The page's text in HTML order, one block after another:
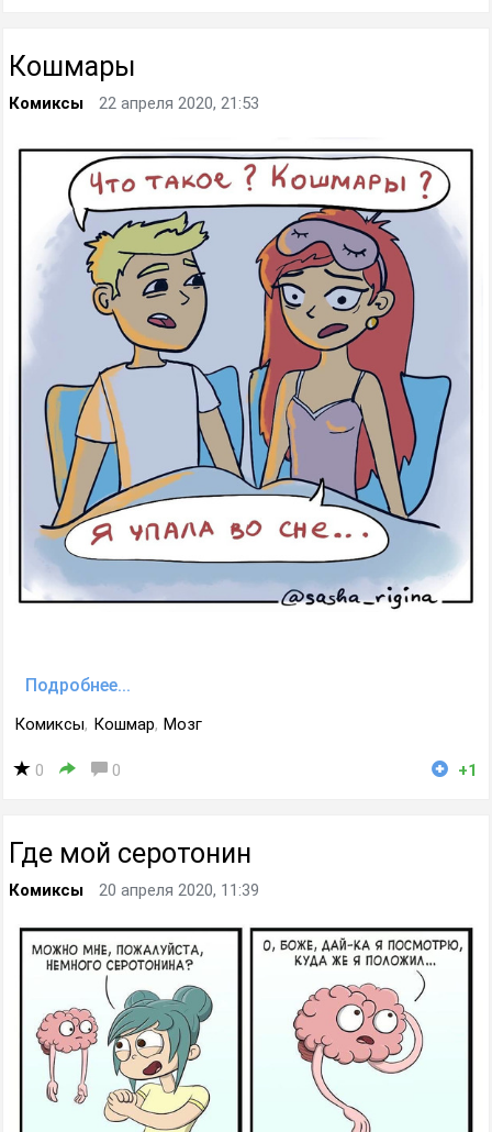
Кошмары
Комиксы 22 апреля 2020, 21:53
Подробнее...
Комиксы, Кошмар, Мозг
0 0 +1
Где мой серотонин
Комиксы 20 апреля 2020, 11:39